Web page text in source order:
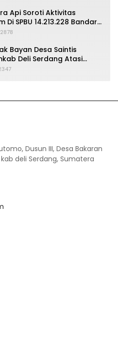
Api Soroti Aktivitas
Di SPBU 14.213.228 Bandar
2878
Bayan Desa Saintis
Deli Serdang Atasi
Dusun III, Desa Bakaran
deli Serdang, Sumatera